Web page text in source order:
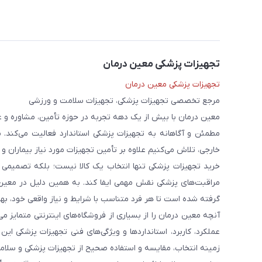
تجهیزات پزشکی معین درمان
تجهیزات پزشکی معین درمان
مرجع تخصصی تجهیزات پزشکی، تجهیزات سلامت و ورزشی
معین درمان با بیش از یک دهه تجربه در حوزه تأمین، مشاوره
مطمئن و آگاهانه به تجهیزات پزشکی استاندارد فعالیت
خارجی، تلاش می‌کنیم علاوه بر تأمین تجهیزات مورد نیاز
خرید تجهیزات پزشکی تنها انتخاب یک کالا نیست؛ بلکه
مراقبت‌های پزشکی نقش مهمی ایفا کند. به همین دلیل در
گرفته شده است تا هر فرد متناسب با شرایط و نیاز واقعی خود،
آنچه معین درمان را از بسیاری از فروشگاه‌های اینترنتی
عملکرد، کاربرد، استانداردها و ویژگی‌های فنی تجهیزات
زمینه انتخاب، مقایسه و استفاده صحیح از تجهیزات پزشکی و